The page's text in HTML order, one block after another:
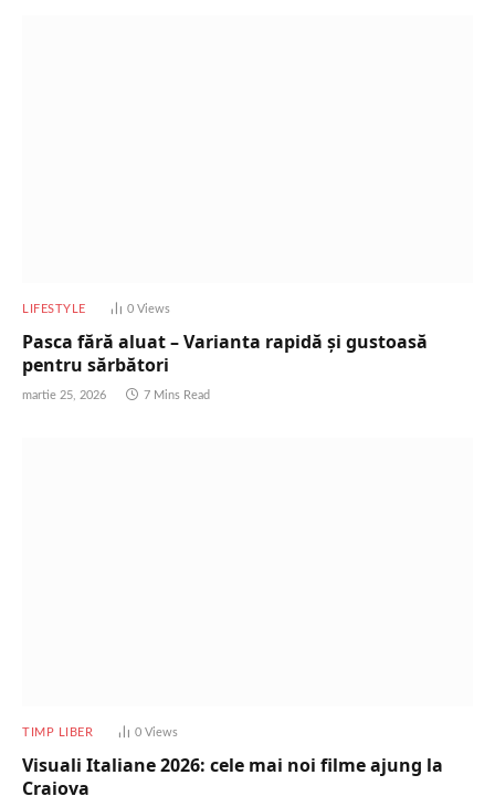
LIFESTYLE 0 Views
Pasca fără aluat – Varianta rapidă și gustoasă
pentru sărbători
martie 25, 2026 7 Mins Read
TIMP LIBER 0 Views
Visuali Italiane 2026: cele mai noi filme ajung la
Craiova